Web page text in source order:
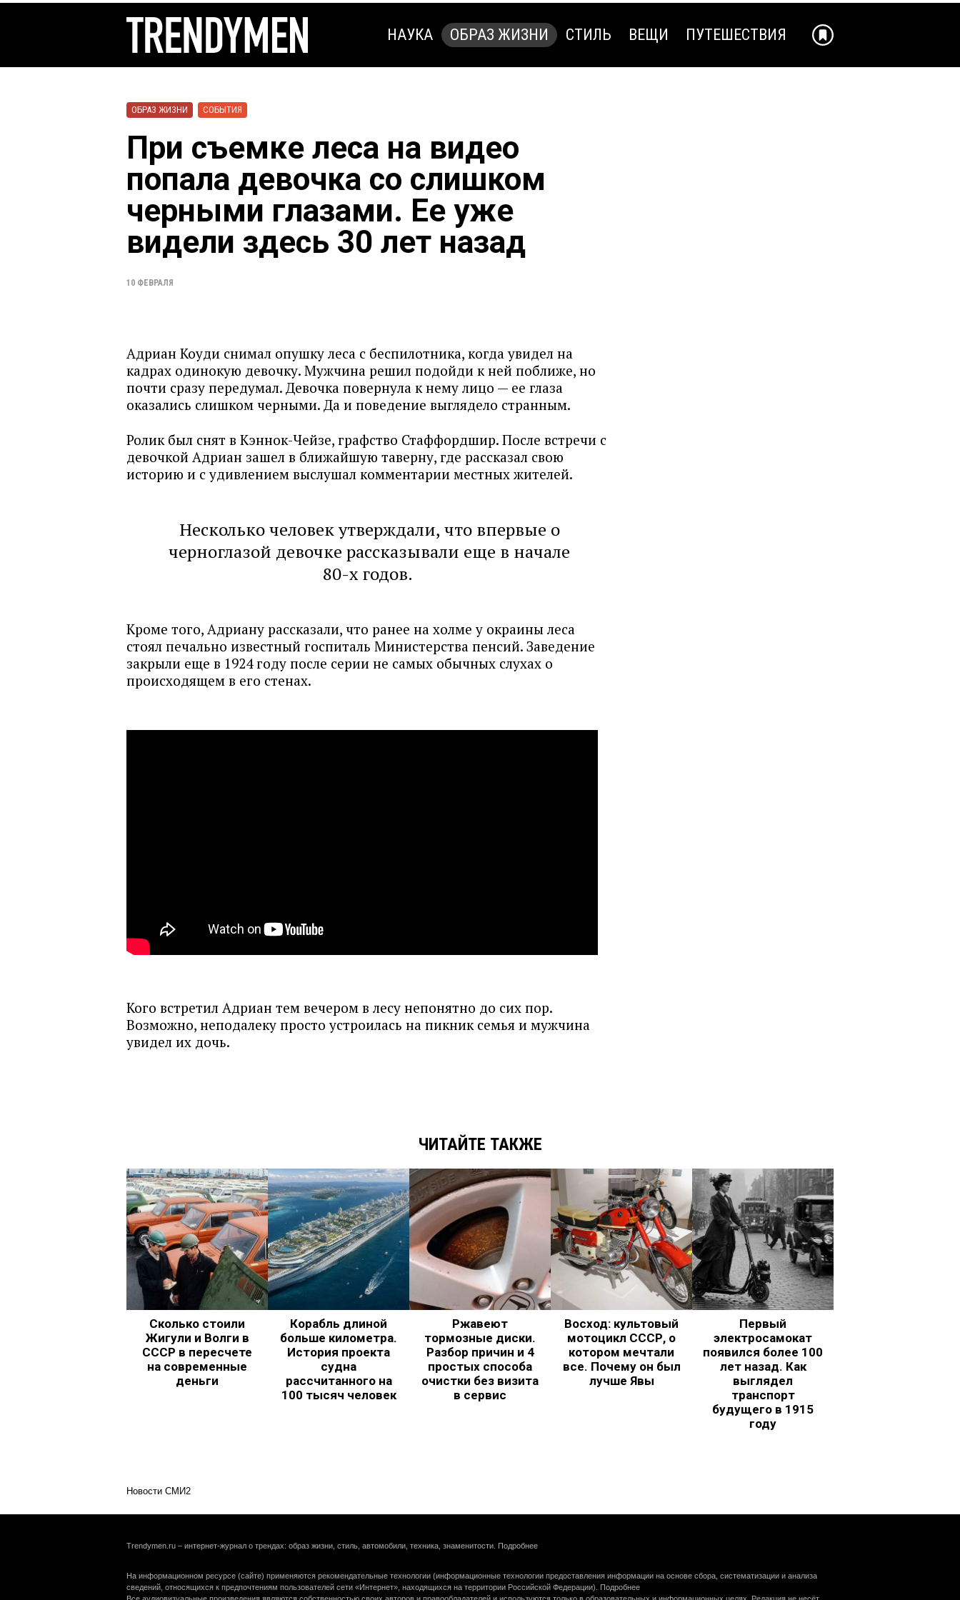
НАУКА ОБРАЗ ЖИЗНИ СТИЛЬ ВЕЩИ ПУТЕШЕСТВИЯ
ОБРАЗ ЖИЗНИ СОБЫТИЯ
При съемке леса на видео
попала девочка со слишком
черными глазами. Ее уже
видели здесь 30 лет назад
10 ФЕВРАЛЯ
Адриан Коуди снимал опушку леса с беспилотника, когда увидел на
кадрах одинокую девочку. Мужчина решил подойди к ней поближе, но
почти сразу передумал. Девочка повернула к нему лицо — ее глаза
оказались слишком черными. Да и поведение выглядело странным.
Ролик был снят в Кэннок-Чейзе, графство Стаффордшир. После встречи с
девочкой Адриан зашел в ближайшую таверну, где рассказал свою
историю и с удивлением выслушал комментарии местных жителей.
Несколько человек утверждали, что впервые о
черноглазой девочке рассказывали еще в начале
80-х годов.
Кроме того, Адриану рассказали, что ранее на холме у окраины леса
стоял печально известный госпиталь Министерства пенсий. Заведение
закрыли еще в 1924 году после серии не самых обычных слухах о
происходящем в его стенах.
Кого встретил Адриан тем вечером в лесу непонятно до сих пор.
Возможно, неподалеку просто устроилась на пикник семья и мужчина
увидел их дочь.
ЧИТАЙТЕ ТАКЖЕ
Сколько стоили
Жигули и Волги в
СССР в пересчете
на современные
деньги
Корабль длиной
больше километра.
История проекта
судна
рассчитанного на
100 тысяч человек
Ржавеют
тормозные диски.
Разбор причин и 4
простых способа
очистки без визита
в сервис
Восход: культовый
мотоцикл СССР, о
котором мечтали
все. Почему он был
лучше Явы
Первый
электросамокат
появился более 100
лет назад. Как
выглядел
транспорт
будущего в 1915
году
Новости СМИ2
Trendymen.ru – интернет-журнал о трендах: образ жизни, стиль, автомобили, техника, знаменитости. Подробнее
На информационном ресурсе (сайте) применяются рекомендательные технологии (информационные технологии предоставления информации на основе сбора, систематизации и анализа
сведений, относящихся к предпочтениям пользователей сети «Интернет», находящихся на территории Российской Федерации). Подробнее